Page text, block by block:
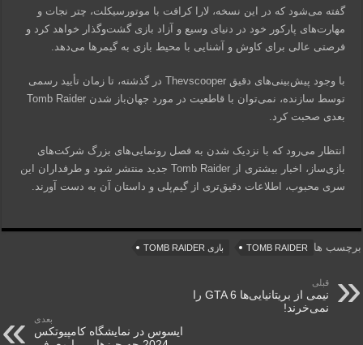
گفته می‌شود که در این نسخه، لارا کرافت با موتورسیکلت، چتر نجات و
مهارت‌های پارکور خود در دنیای وسیع و آزاد بازی گشت‌وگذار خواهد کرد و
فرصتی عالی برای کاوش و آشنایی با محیط بازی به گیمرها می‌دهد.
با وجود پیش‌بینی‌های دقیق Thevscooper در گذشته، تا زمان تأیید رسمی
توسط سازنده، نمی‌توان با قاطعیت در مورد جهان‌باز شدن Tomb Raider
بعدی صحبت کرد.
انتظار می‌رود که با نزدیک شدن به فصل رونمایی‌های بزرگ شرکت‌های
بازی‌ساز، اخبار بیشتری از Tomb Raider جدید منتشر شود و طرفداران این
سری محبوب، اطلاعات دقیق‌تری از گیم‌پلی و داستان آن به دست آورند.
برچسب ها TOMB RAIDER بازی TOMB RAIDER
قبلی
نیمی از بریتانیایی‌ها GTA 6 را
نمی‌خرند!
بعدی
ایسوس در نمایشگاه کامپیوتکس